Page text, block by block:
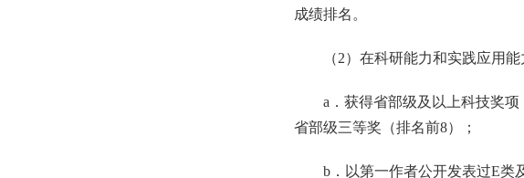
成绩排名。
（2）在科研能力和实践应用
a ．获得省部级及以上科技奖
省部级三等奖（排名前8）；
b．以第一作者公开发表过E类